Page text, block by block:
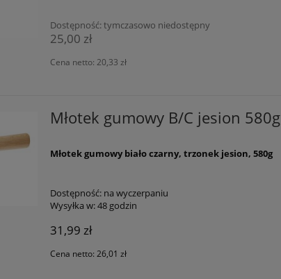
Dostępność:tymczasowo niedostępny
25,00 zł
Cena netto: 20,33 zł
Młotek gumowy B/C jesion 580g
Młotek gumowy biało czarny, trzonek jesion, 580g
Dostępność: na wyczerpaniu
Wysyłka w:48 godzin
31,99 zł
Cena netto: 26,01 zł